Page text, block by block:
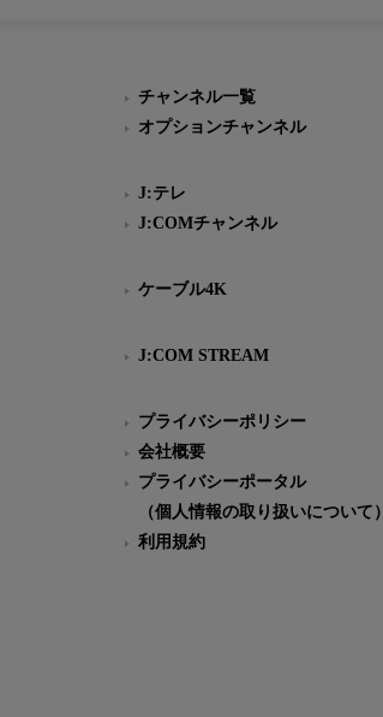
チャンネル一覧
オプションチャンネル
J:テレ
J:COMチャンネル
ケーブル4K
J:COM STREAM
プライバシーポリシー
会社概要
プライバシーポータル
（個人情報の取り扱いについて）
利用規約